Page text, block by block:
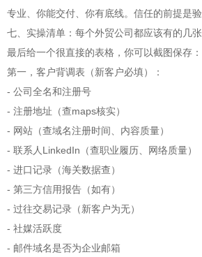
专业、你能交付、你有底线。信任的前提是验
七、实操清单：每个外贸公司都应该有的几
最后给一个很直接的表格，你可以截图保存：
第一，客户背调表（新客户必填）：
- 公司全名和注册号
- 注册地址（查maps核实）
- 网站（查域名注册时间、内容质量）
- 联系人LinkedIn（查职业履历、网络质量）
- 进口记录（海关数据查）
- 第三方信用报告（如有）
- 过往交易记录（新客户为无）
- 社媒活跃度
- 邮件域名是否为企业邮箱